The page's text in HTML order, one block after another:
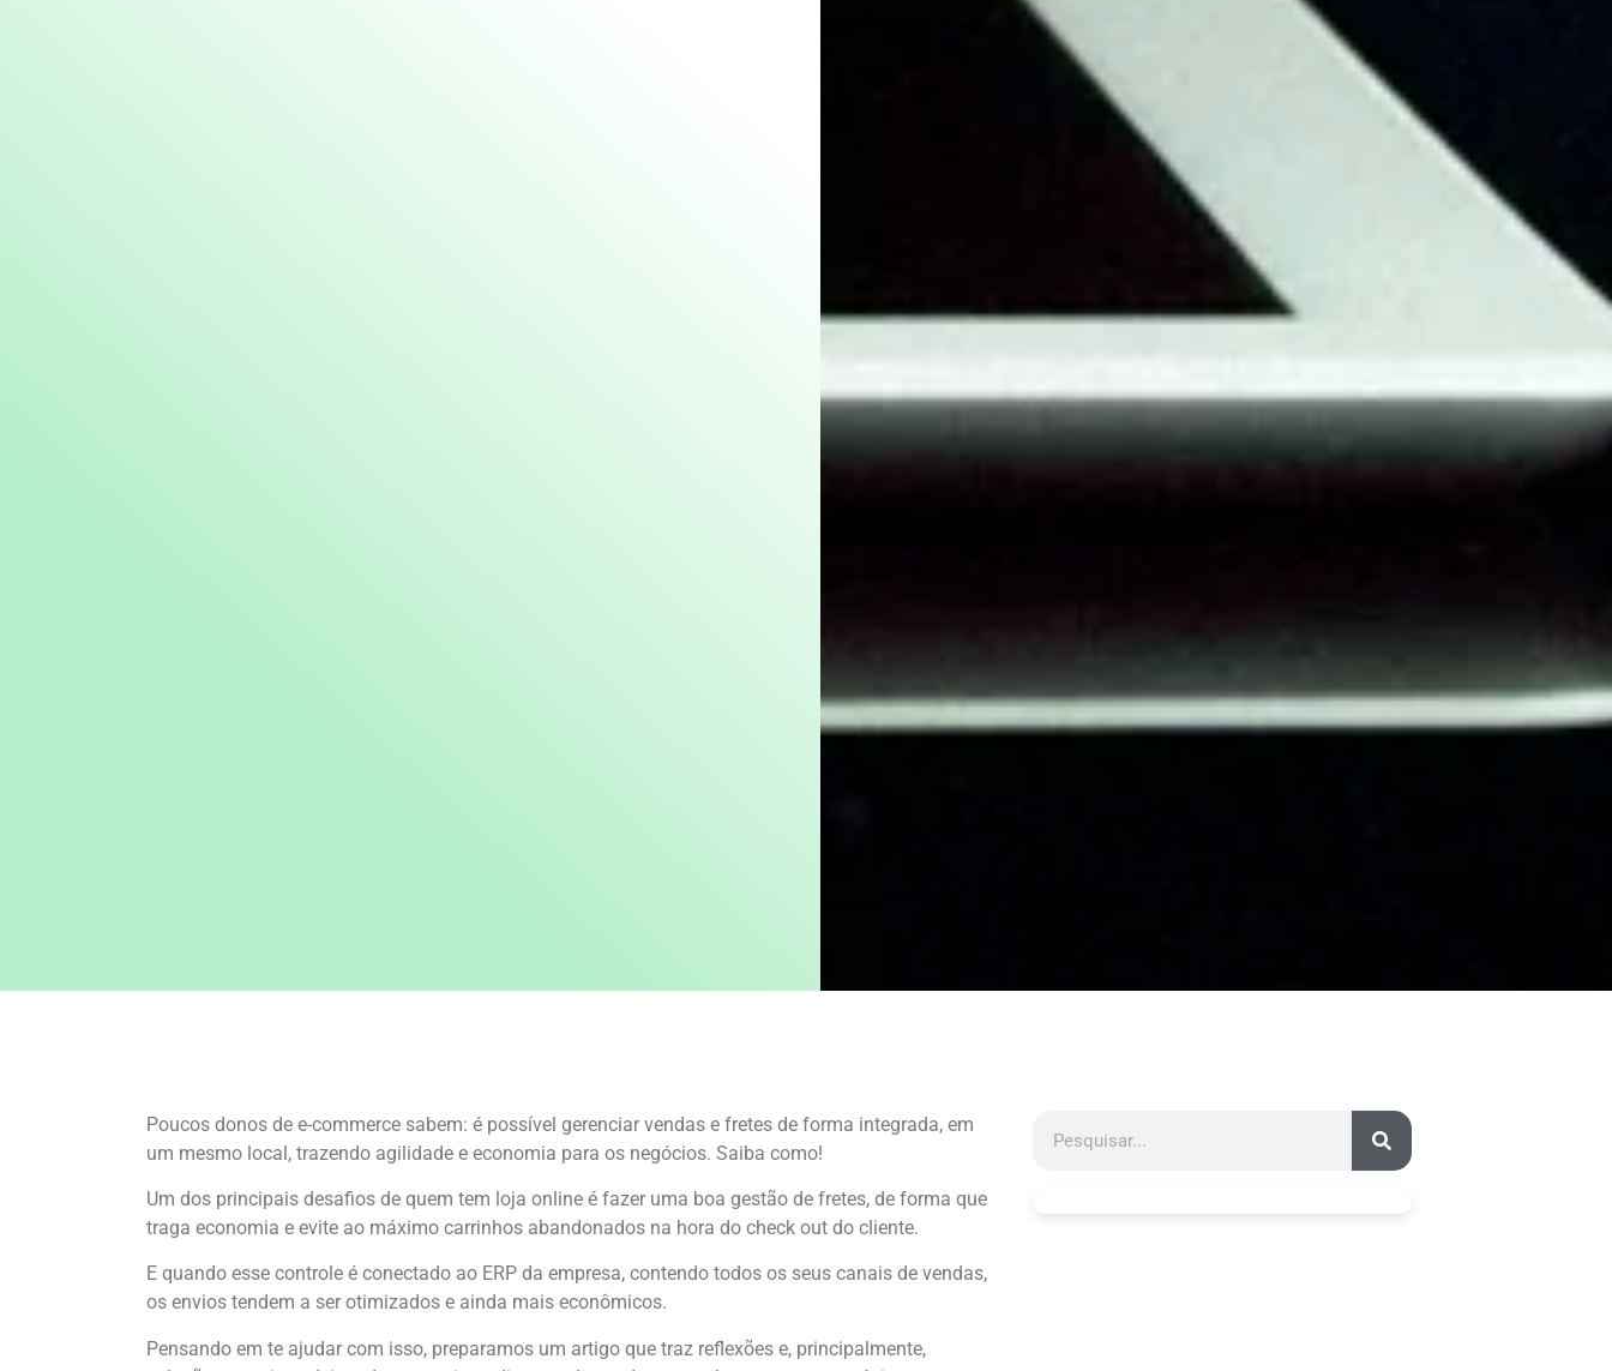
Poucos donos de e-commerce sabem: é possível gerenciar vendas e fretes de forma integrada, em
um mesmo local, trazendo agilidade e economia para os negócios. Saiba como!
Um dos principais desafios de quem tem loja online é fazer uma boa gestão de fretes, de forma que
traga economia e evite ao máximo carrinhos abandonados na hora do check out do cliente.
E quando esse controle é conectado ao ERP da empresa, contendo todos os seus canais de vendas,
os envios tendem a ser otimizados e ainda mais econômicos.
Pensando em te ajudar com isso, preparamos um artigo que traz reflexões e, principalmente,